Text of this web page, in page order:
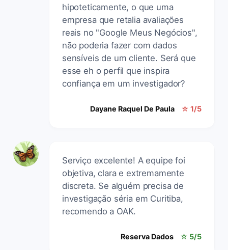
hipoteticamente, o que uma
empresa que retalia avaliações
reais no "Google Meus Negócios",
não poderia fazer com dados
sensíveis de um cliente. Será que
esse eh o perfil que inspira
confiança em um investigador?
Dayane Raquel De Paula ☆ 1/5
Serviço excelente! A equipe foi
objetiva, clara e extremamente
discreta. Se alguém precisa de
investigação séria em Curitiba,
recomendo a OAK.
Reserva Dados ☆ 5/5